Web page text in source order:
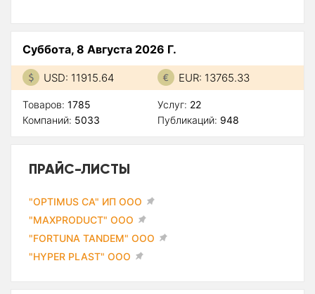
Суббота, 8 Августа 2026 Г.
USD: 11915.64 EUR: 13765.33
Товаров: 1785
Компаний: 5033
Услуг: 22
Публикаций: 948
ПРАЙС-ЛИСТЫ
"OPTIMUS CA" ИП ООО
"MAXPRODUCT" ООО
"FORTUNA TANDEM" ООО
"HYPER PLAST" ООО